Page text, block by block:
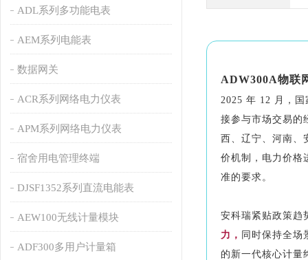
ADL系列多功能电表
AEM系列电能表
数据网关
ACR系列网络电力仪表
APM系列网络电力仪表
宿舍用电管理终端
DJSF1352系列直流电能表
AEW100无线计量模块
ADF300多用户计量箱
ADW300A物联
2025 年 12 月，
接参与市场交易的
西、辽宁、河南、
价机制
，电力价格
准的要求。
安科瑞紧贴政策趋
力， 同时保持全场
的新一代核心计量